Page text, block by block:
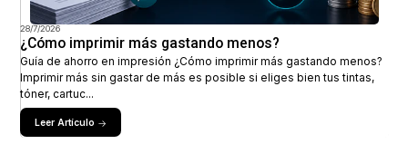
28/7/2026
¿Cómo imprimir más gastando menos?
Guía de ahorro en impresión ¿Cómo imprimir más gastando menos?
Imprimir más sin gastar de más es posible si eliges bien tus tintas,
tóner, cartuc...
Leer Artículo